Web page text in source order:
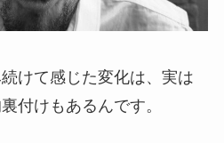
けて感じた変化は、実は
付けもあるんです。